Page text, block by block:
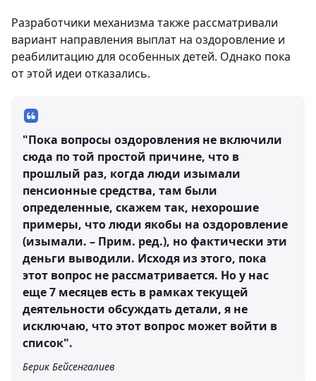
Разработчики механизма также рассматривали
вариант направления выплат на оздоровление и
реабилитацию для особенных детей. Однако пока
от этой идеи отказались.
"Пока вопросы оздоровления не включили
сюда по той простой причине, что в
прошлый раз, когда люди изымали
пенсионные средства, там были
определенные, скажем так, нехорошие
примеры, что люди якобы на оздоровление
(изымали. – Прим. ред.), но фактически эти
деньги выводили. Исходя из этого, пока
этот вопрос не рассматривается. Но у нас
еще 7 месяцев есть в рамках текущей
деятельности обсуждать детали, я не
исключаю, что этот вопрос может войти в
список".
Берик Бейсенгалиев